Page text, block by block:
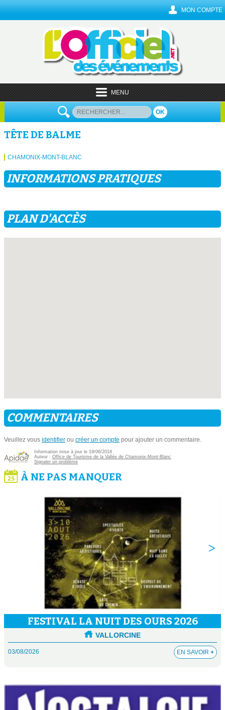
MON COMPTE
MENU
OK
TÊTE DE BALME
CHAMONIX-MONT-BLANC
INFORMATIONS PRATIQUES
PLAN D'ACCÈS
COMMENTAIRES
Veuillez vous identifier ou créer un compte pour ajouter un commentaire.
Information mise à jour le 19/06/2018
Auteur : Office de Tourisme de la Vallée de Chamonix-Mont-Blanc
Signaler un problème
À NE PAS MANQUER
FESTIVAL LA NUIT DES OURS 2026
VALLORCINE
03/08/2026 EN SAVOIR +